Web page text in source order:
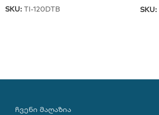
SKU: TI-120DTB SKU:
ᲩᲕᲔᲜᲘ ᲛᲐᲦᲐᲖᲘᲐ